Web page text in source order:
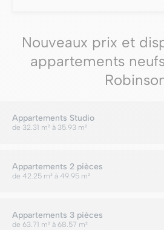
Nouveaux prix et
appartements
Appartements Studio
de 32.31 m² à 35.93 m²
Appartements 2 pièces
de 42.25 m² à 49.95 m²
Appartements 3 pièces
de 63.71 m² à 68.57 m²